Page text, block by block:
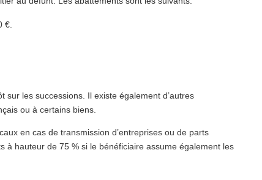
€.
sur les successions. Il existe également d’autres
ou à certains biens.
en cas de transmission d’entreprises ou de parts
à hauteur de 75 % si le bénéficiaire assume également les